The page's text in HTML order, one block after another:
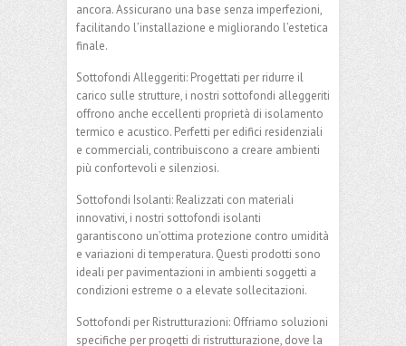
ancora. Assicurano una base senza imperfezioni,
facilitando l’installazione e migliorando l’estetica
finale.
Sottofondi Alleggeriti: Progettati per ridurre il
carico sulle strutture, i nostri sottofondi alleggeriti
offrono anche eccellenti proprietà di isolamento
termico e acustico. Perfetti per edifici residenziali
e commerciali, contribuiscono a creare ambienti
più confortevoli e silenziosi.
Sottofondi Isolanti: Realizzati con materiali
innovativi, i nostri sottofondi isolanti
garantiscono un’ottima protezione contro umidità
e variazioni di temperatura. Questi prodotti sono
ideali per pavimentazioni in ambienti soggetti a
condizioni estreme o a elevate sollecitazioni.
Sottofondi per Ristrutturazioni: Offriamo soluzioni
specifiche per progetti di ristrutturazione, dove la